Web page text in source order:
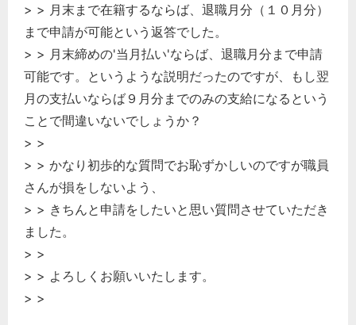
> > 月末まで在籍するならば、退職月分（１０月分）
まで申請が可能という返答でした。
> > 月末締めの'当月払い'ならば、退職月分まで申請
可能です。というような説明だったのですが、もし翌
月の支払いならば９月分までのみの支給になるという
ことで間違いないでしょうか？
> >
> > かなり初歩的な質問でお恥ずかしいのですが職員
さんが損をしないよう、
> > きちんと申請をしたいと思い質問させていただき
ました。
> >
> > よろしくお願いいたします。
> >
選択してください
企業法務